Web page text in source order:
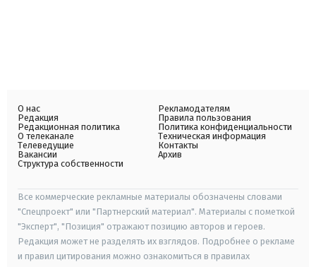
О нас
Редакция
Редакционная политика
О телеканале
Телеведущие
Вакансии
Структура собственности
Рекламодателям
Правила пользования
Политика конфиденциальности
Техническая информация
Контакты
Архив
Все коммерческие рекламные материалы обозначены словами
"Спецпроект" или "Партнерский материал". Материалы с пометкой
"Эксперт", "Позиция" отражают позицию авторов и героев.
Редакция может не разделять их взглядов. Подробнее о рекламе
и правил цитирования можно ознакомиться в правилах